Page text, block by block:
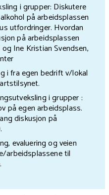
i grupper: Diskutere
på arbeidsplassen
utfordringer. Hvordan
på arbeidsplassen
Ine Kristian Svendsen,
i fra egen bedrift v/lokal
i grupper :
på egen arbeidsplass.
diskusjon på
evaluering og veien
arbeidsplassene til